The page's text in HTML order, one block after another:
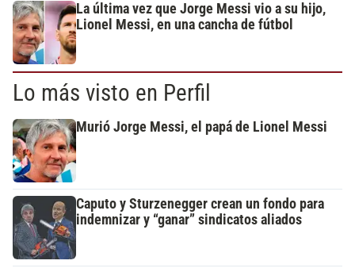
La última vez que Jorge Messi vio a su hijo,
Lionel Messi, en una cancha de fútbol
Lo más visto en Perfil
Murió Jorge Messi, el papá de Lionel Messi
Caputo y Sturzenegger crean un fondo para
indemnizar y “ganar” sindicatos aliados